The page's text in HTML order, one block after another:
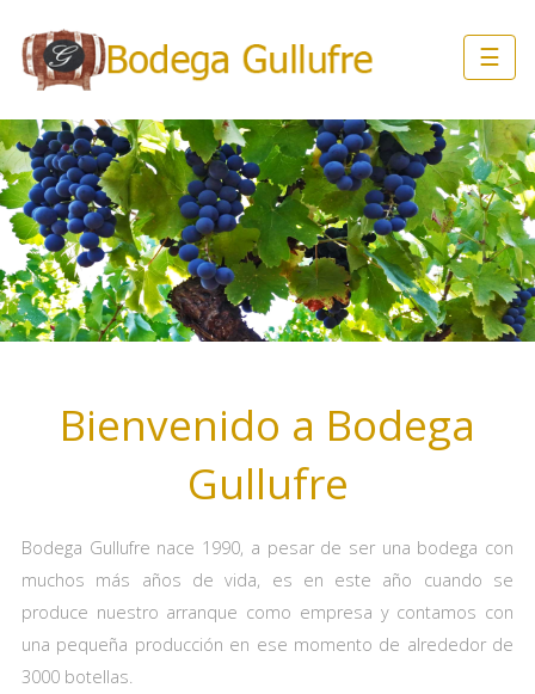
☰
Bienvenido a Bodega
Gullufre
Bodega Gullufre nace 1990, a pesar de ser una bodega con
muchos más años de vida, es en este año cuando se
produce nuestro arranque como empresa y contamos con
una pequeña producción en ese momento de alrededor de
3000 botellas.